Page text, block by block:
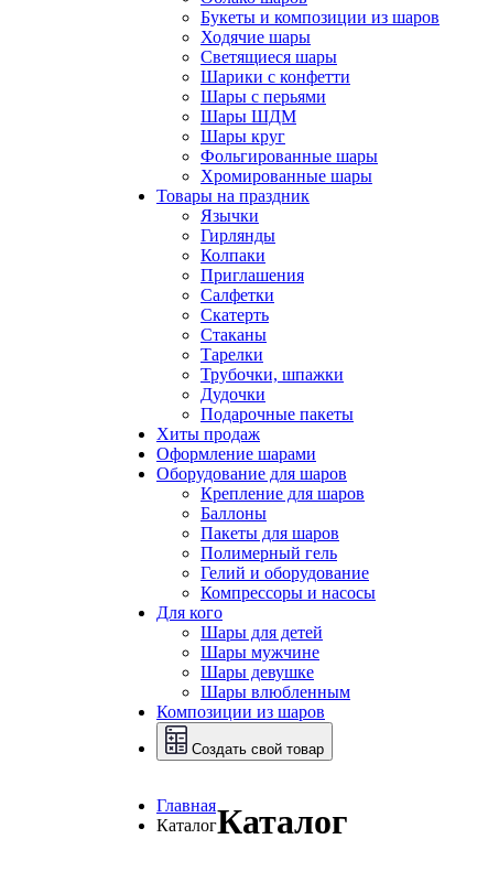
Букеты и композиции из шаров
Ходячие шары
Светящиеся шары
Шарики с конфетти
Шары с перьями
Шары ШДМ
Шары круг
Фольгированные шары
Хромированные шары
Товары на праздник
Язычки
Гирлянды
Колпаки
Приглашения
Салфетки
Скатерть
Стаканы
Тарелки
Трубочки, шпажки
Дудочки
Подарочные пакеты
Хиты продаж
Оформление шарами
Оборудование для шаров
Крепление для шаров
Баллоны
Пакеты для шаров
Полимерный гель
Гелий и оборудование
Компрессоры и насосы
Для кого
Шары для детей
Шары мужчине
Шары девушке
Шары влюбленным
Композиции из шаров
Создать свой товар
Главная
КаталогКаталог